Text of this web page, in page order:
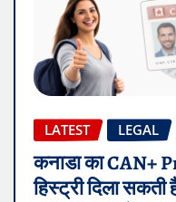
LATEST LEGAL
कनाडा का CAN+
हिस्ट्री दिला